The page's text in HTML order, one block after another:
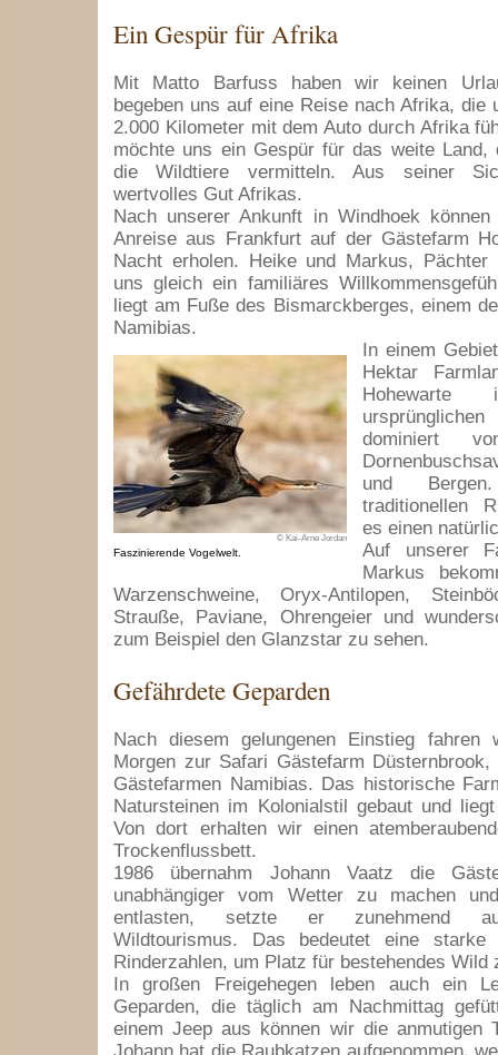
Ein Gespür für Afrika
Mit Matto Barfuss haben wir keinen
begeben uns auf eine Reise nach Afrika, die
2.000 Kilometer mit dem Auto durch Afrika
möchte uns ein Gespür für das weite Land,
die Wildtiere vermitteln. Aus seiner
wertvolles Gut Afrikas.
Nach unserer Ankunft in Windhoek
Anreise aus Frankfurt auf der Gästefarm
Nacht erholen. Heike und Markus, Pächter
uns gleich ein familiäres
liegt am Fuße des Bismarckberges, einem
Namibias.
© Kai-Arne Jordan
Faszinierende Vogelwelt.
In einem
Hektar
Hohewarte
dominiert
und
traditionellen
es einen
Auf unserer
Markus
Warzenschweine, Oryx-Antilopen,
Strauße, Paviane, Ohrengeier und
zum Beispiel den Glanzstar zu sehen.
Gefährdete Geparden
Nach diesem gelungenen Einstieg fahren
Morgen zur Safari Gästefarm
Gästefarmen Namibias. Das historische
Natursteinen im Kolonialstil gebaut und
Von dort erhalten wir einen
Trockenflussbett.
1986 übernahm Johann Vaatz die
unabhängiger vom Wetter zu machen
entlasten, setzte er zunehmend
Wildtourismus. Das bedeutet eine starke
Rinderzahlen, um Platz für bestehendes Wild
In großen Freigehegen leben auch ein
Geparden, die täglich am Nachmittag
einem Jeep aus können wir die anmutigen